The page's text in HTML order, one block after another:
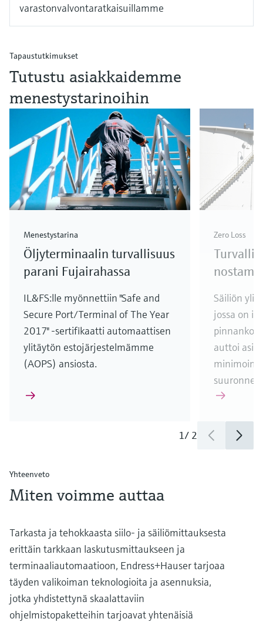
varastonvalvontaratkaisuillamme
Tapaustutkimukset
Tutustu asiakkaidemme
menestystarinoihin
Menestystarina
Öljyterminaalin turvallisuus
parani Fujairahassa
IL&FS:lle myönnettiin "Safe and
Secure Port/Terminal of The Year
2017" -sertifikaatti automaattisen
ylitäytön estojärjestelmämme
(AOPS) ansiosta.
Zero Loss
Säiliön
jossa on
auttoi
1/ 2
Yhteenveto
Miten voimme auttaa
Tarkasta ja tehokkaasta siilo- ja säiliömittauksesta
erittäin tarkkaan laskutusmittaukseen ja
terminaaliautomaatioon, Endress+Hauser tarjoaa
täyden valikoiman teknologioita ja asennuksia,
jotka yhdistettynä skaalattaviin
ohjelmistopaketteihin tarjoavat yhtenäisiä